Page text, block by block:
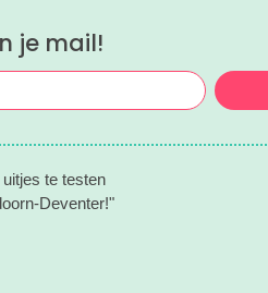
je mail!
te testen
Deventer!"